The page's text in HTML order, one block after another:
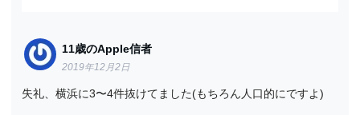
11歳のApple信者
2019年12月2日
失礼、横浜に3〜4件抜けてました(もちろん人口的にですよ)